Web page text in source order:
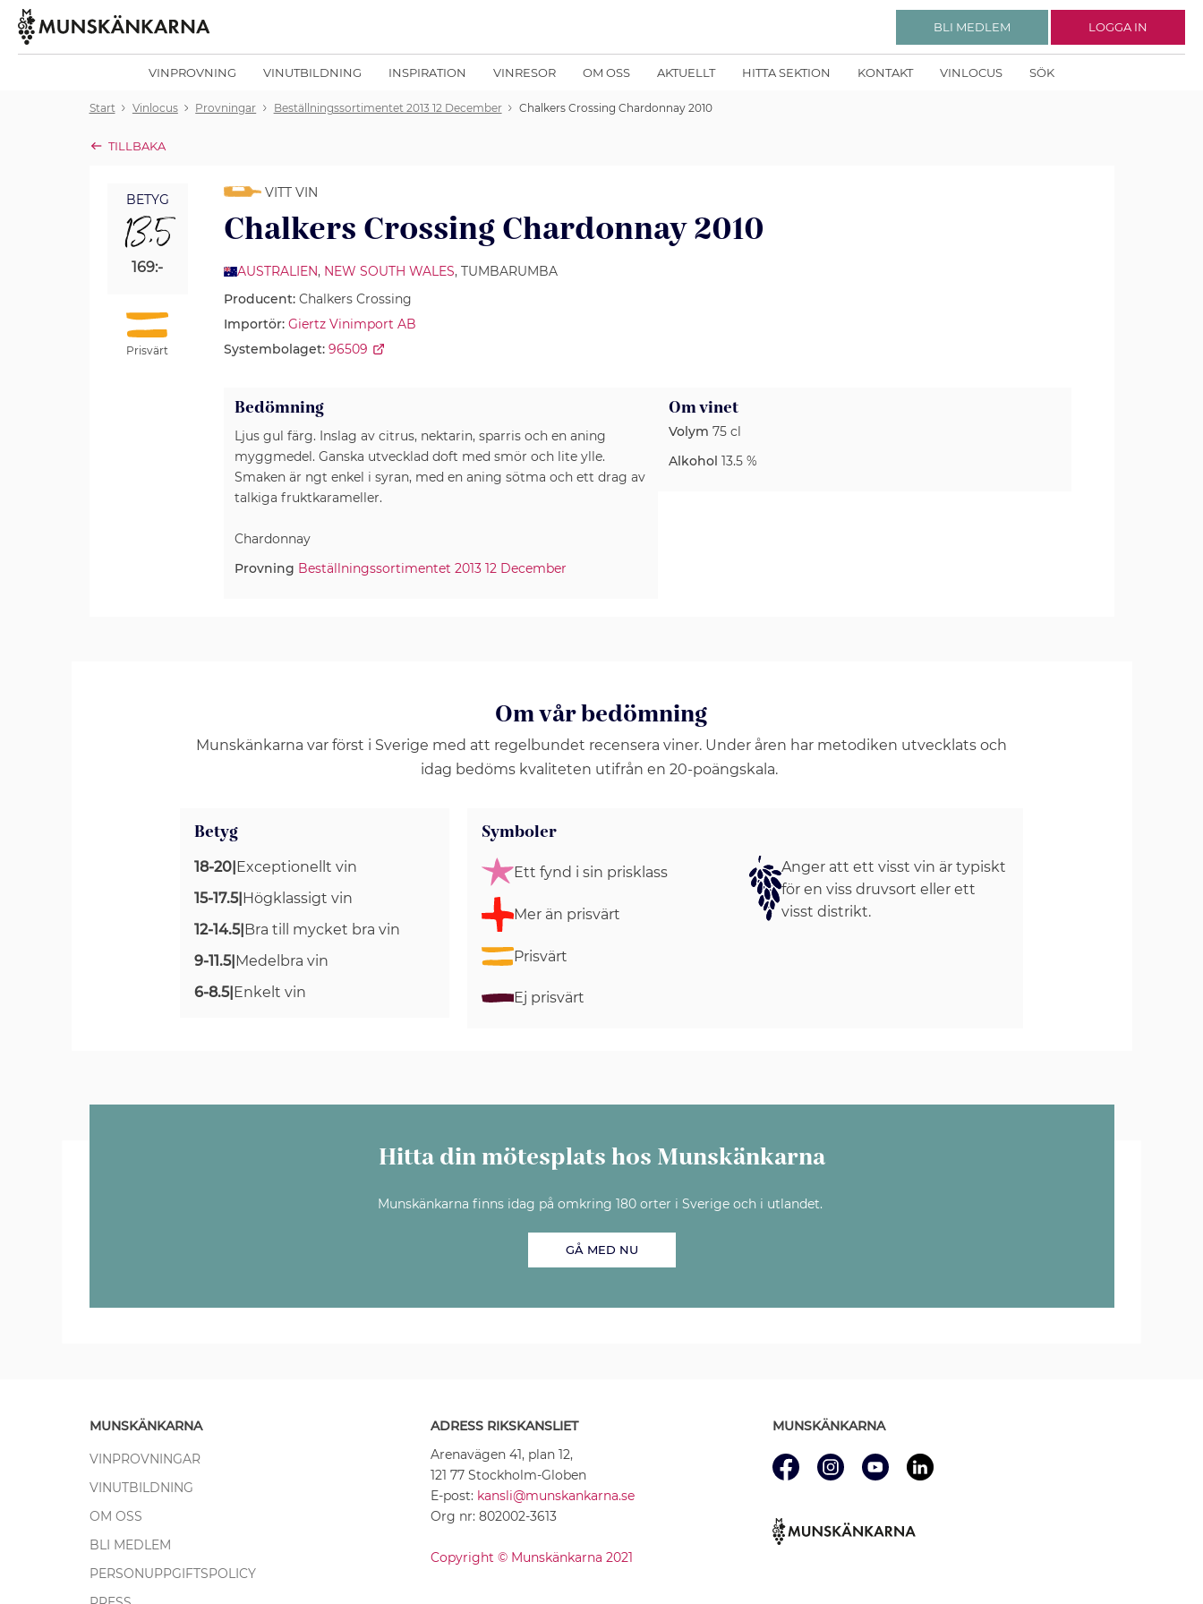
VINPROVNING VINUTBILDNING INSPIRATION VINRESOR OM OSS AKTUELLT HITTA SEKTION KONTAKT VINLOCUS SÖK
BLI MEDLEM LOGGA IN
Start Vinlocus Provningar Beställningssortimentet 2013 12 December Chalkers Crossing Chardonnay 2010
TILLBAKA
BETYG
13,5
169:-
Prisvärt
VITT VIN
Chalkers Crossing Chardonnay 2010
AUSTRALIEN, NEW SOUTH WALES, TUMBARUMBA
Producent:Chalkers Crossing
Importör: Giertz Vinimport AB
Systembolaget: 96509
Bedömning
Ljus gul färg. Inslag av citrus, nektarin, sparris och en aning
myggmedel. Ganska utvecklad doft med smör och lite ylle.
Smaken är ngt enkel i syran, med en aning sötma och ett drag av
talkiga fruktkarameller.
Chardonnay
Provning Beställningssortimentet 2013 12 December
Om vinet
Volym 75 cl
Alkohol 13.5 %
Om vår bedömning
Munskänkarna var först i Sverige med att regelbundet recensera viner. Under åren har metodiken utvecklats och
idag bedöms kvaliteten utifrån en 20-poängskala.
Betyg
18-20|Exceptionellt vin
15-17.5|Högklassigt vin
12-14.5|Bra till mycket bra vin
9-11.5|Medelbra vin
6-8.5|Enkelt vin
Symboler
Ett fynd i sin prisklass
Mer än prisvärt
Prisvärt
Ej prisvärt
Anger att ett visst vin är typiskt
för en viss druvsort eller ett
visst distrikt.
Hitta din mötesplats hos Munskänkarna
Munskänkarna finns idag på omkring 180 orter i Sverige och i utlandet.
GÅ MED NU
MUNSKÄNKARNA
VINPROVNINGAR
VINUTBILDNING
OM OSS
BLI MEDLEM
PERSONUPPGIFTSPOLICY
ADRESS RIKSKANSLIET
Arenavägen 41, plan 12,
121 77 Stockholm-Globen
E-post: kansli@munskankarna.se
Org nr: 802002-3613
Copyright © Munskänkarna 2021
MUNSKÄNKARNA